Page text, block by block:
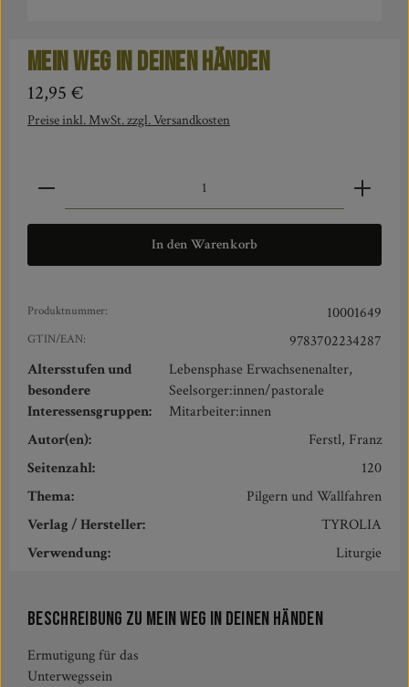
Mein Weg in deinen Händen
Regulärer Preis:
12,95 €
Preise inkl. MwSt. zzgl. Versandkosten
Produkt Anzahl: Gib den gewünschten Wert ein oder
In den Warenkorb
Produktnummer: 10001649
GTIN/EAN:
9783702234287
Altersstufen und
besondere
Interessensgruppen:
Lebensphase Erwachsenenalter,
Seelsorger:innen/pastorale
Mitarbeiter:innen
Autor(en):
Ferstl, Franz
Seitenzahl:
120
Thema:
Pilgern und Wallfahren
Verlag / Hersteller:
TYROLIA
Verwendung:
Liturgie
Beschreibung zu Mein Weg in deinen Händen
Ermutigung für das
Unterwegssein